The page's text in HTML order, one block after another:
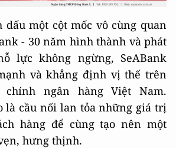
dấu một cột mốc vô cùng quan
- 30 năm hình thành và phát
lực không ngừng, SeABank
và khẳng định vị thế trên
ngân hàng Việt Nam.
là cầu nối lan tỏa những giá trị
hàng để cùng tạo nên một
hưng thịnh.